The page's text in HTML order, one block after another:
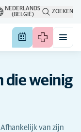
NEDERLANDS
(BELGIË)
ZOEKEN
die weinig
van zijn